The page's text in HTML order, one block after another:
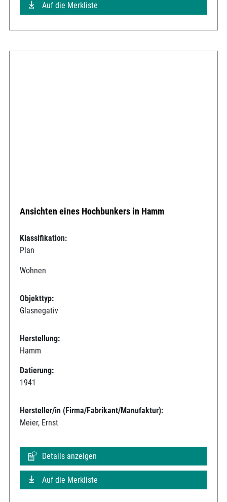
Auf die Merkliste
Ansichten eines Hochbunkers in Hamm
Klassifikation:
Plan
Wohnen
Objekttyp:
Glasnegativ
Herstellung:
Hamm
Datierung:
1941
Hersteller/in (Firma/Fabrikant/Manufaktur):
Meier, Ernst
Details anzeigen
Auf die Merkliste